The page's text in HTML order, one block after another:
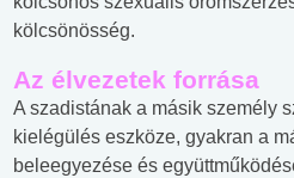
kölcsönösség.
Az élvezetek forrása
A szadistának a másik személy
kielégülés eszköze, gyakran a
beleegyezése és